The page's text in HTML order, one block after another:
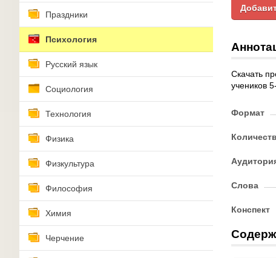
Праздники
Психология
Русский язык
Социология
Технология
Физика
Физкультура
Философия
Химия
Черчение
Скачать
учеников
Формат
Слова
Конспект